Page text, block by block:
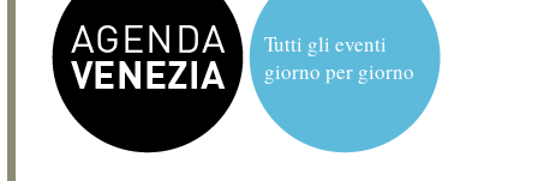
Tutti gli eventi
giorno per giorno